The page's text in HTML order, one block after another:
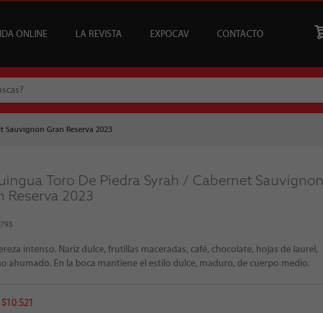
ONLINE LA REVISTA EXPOCAV CONTACTO
Sauvignon Gran Reserva 2023
Toro De Piedra Syrah / Cabernet Sauvignon
Reserva 2023
intenso. Nariz dulce, frutillas maceradas, café, chocolate, hojas de laurel,
ahumado. En la boca mantiene el estilo dulce, maduro, de cuerpo medio.